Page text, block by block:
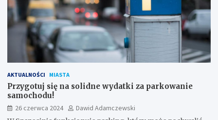
AKTUALNOŚCI MIASTA
Przygotuj się na solidne wydatki za parkowanie
samochodu!
26 czerwca 2024
Dawid Adamczewski